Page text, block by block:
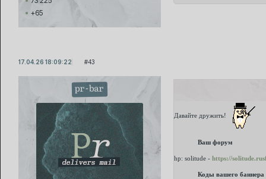
+65
43
17.04.26 18:09:22
pr-bar
Давайте дружить!
Ваш форум
hp: solitude - https://
Коды вашего баннера